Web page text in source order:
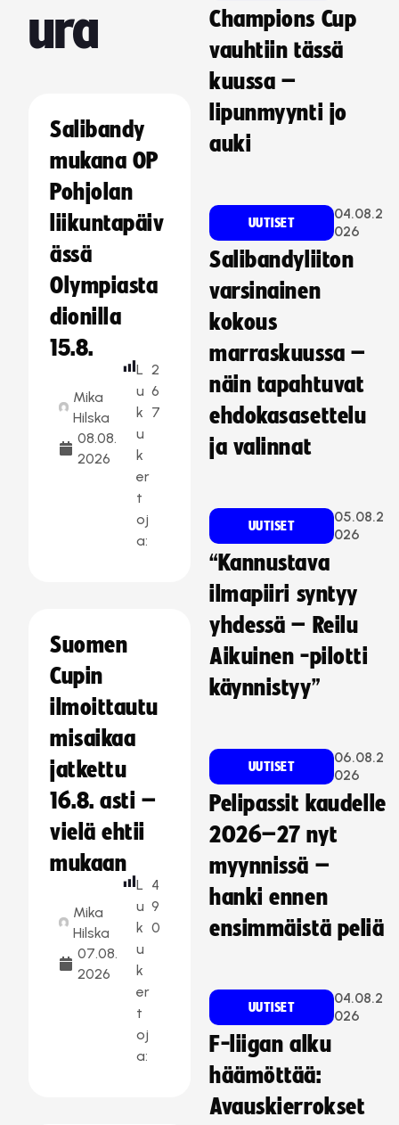
ura
Salibandy
mukana OP
Pohjolan
liikuntapäiv
ässä
Olympiasta
dionilla
15.8.
Mika
Hilska
08.08.
2026
L
u
k
u
k
er
t
oj
a:
2
6
7
Suomen
Cupin
ilmoittautu
misaikaa
jatkettu
16.8. asti –
vielä ehtii
mukaan
Mika
Hilska
07.08.
2026
L
u
k
u
k
er
t
oj
a:
4
9
0
Champions Cup
vauhtiin tässä
kuussa –
lipunmyynti jo
auki
UUTISET
04.08.2
026
Salibandyliiton
varsinainen
kokous
marraskuussa –
näin tapahtuvat
ehdokasasettelu
ja valinnat
UUTISET
05.08.2
026
“Kannustava
ilmapiiri syntyy
yhdessä – Reilu
Aikuinen -pilotti
käynnistyy”
UUTISET
06.08.2
026
Pelipassit kaudelle
2026–27 nyt
myynnissä –
hanki ennen
ensimmäistä peliä
UUTISET
04.08.2
026
F-liigan alku
häämöttää:
Avauskierrokset